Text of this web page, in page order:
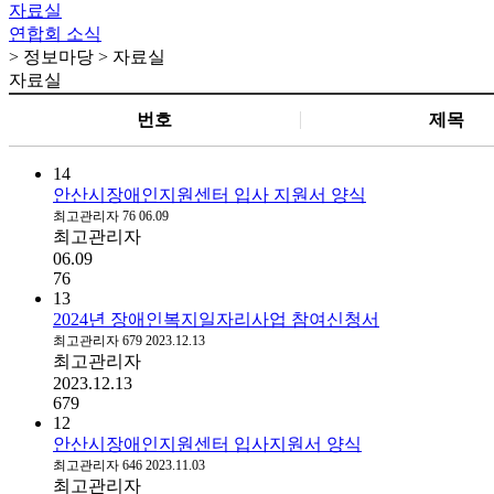
자료실
연합회 소식
> 정보마당 > 자료실
자료실
번호 제목
14
안산시장애인지원센터 입사 지원서 양식
최고관리자 76 06.09
최고관리자
06.09
76
13
2024년 장애인복지일자리사업 참여신청서
최고관리자 679 2023.12.13
최고관리자
2023.12.13
679
12
안산시장애인지원센터 입사지원서 양식
최고관리자 646 2023.11.03
최고관리자